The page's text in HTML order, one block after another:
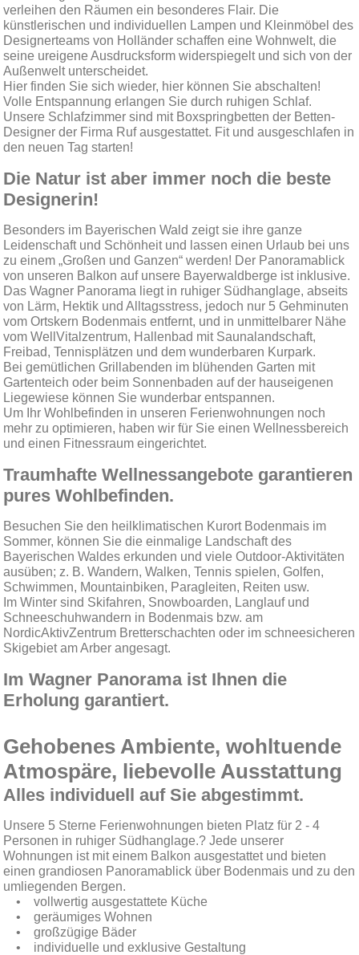
verleihen den Räumen ein besonderes Flair. Die
künstlerischen und individuellen Lampen und Kleinmöbel des
Designerteams von Holländer schaffen eine Wohnwelt, die
seine ureigene Ausdrucksform widerspiegelt und sich von der
Außenwelt unterscheidet.
Hier finden Sie sich wieder, hier können Sie abschalten!
Volle Entspannung erlangen Sie durch ruhigen Schlaf.
Unsere Schlafzimmer sind mit Boxspringbetten der Betten-
Designer der Firma Ruf ausgestattet. Fit und ausgeschlafen in
den neuen Tag starten!
Die Natur ist aber immer noch die beste
Designerin!
Besonders im Bayerischen Wald zeigt sie ihre ganze
Leidenschaft und Schönheit und lassen einen Urlaub bei uns
zu einem „Großen und Ganzen“ werden! Der Panoramablick
von unseren Balkon auf unsere Bayerwaldberge ist inklusive.
Das Wagner Panorama liegt in ruhiger Südhanglage, abseits
von Lärm, Hektik und Alltagsstress, jedoch nur 5 Gehminuten
vom Ortskern Bodenmais entfernt, und in unmittelbarer Nähe
vom WellVitalzentrum, Hallenbad mit Saunalandschaft,
Freibad, Tennisplätzen und dem wunderbaren Kurpark.
Bei gemütlichen Grillabenden im blühenden Garten mit
Gartenteich oder beim Sonnenbaden auf der hauseigenen
Liegewiese können Sie wunderbar entspannen.
Um Ihr Wohlbefinden in unseren Ferienwohnungen noch
mehr zu optimieren, haben wir für Sie einen Wellnessbereich
und einen Fitnessraum eingerichtet.
Traumhafte Wellnessangebote garantieren
pures Wohlbefinden.
Besuchen Sie den heilklimatischen Kurort Bodenmais im
Sommer, können Sie die einmalige Landschaft des
Bayerischen Waldes erkunden und viele Outdoor-Aktivitäten
ausüben; z. B. Wandern, Walken, Tennis spielen, Golfen,
Schwimmen, Mountainbiken, Paragleiten, Reiten usw.
Im Winter sind Skifahren, Snowboarden, Langlauf und
Schneeschuhwandern in Bodenmais bzw. am
NordicAktivZentrum Bretterschachten oder im schneesicheren
Skigebiet am Arber angesagt.
Im Wagner Panorama ist Ihnen die
Erholung garantiert.
Gehobenes Ambiente, wohltuende
Atmospäre, liebevolle Ausstattung
Alles individuell auf Sie abgestimmt.
Unsere 5 Sterne Ferienwohnungen bieten Platz für 2 - 4
Personen in ruhiger Südhanglage.? Jede unserer
Wohnungen ist mit einem Balkon ausgestattet und bieten
einen grandiosen Panoramablick über Bodenmais und zu den
umliegenden Bergen.
• vollwertig ausgestattete Küche
• geräumiges Wohnen
• großzügige Bäder
• individuelle und exklusive Gestaltung